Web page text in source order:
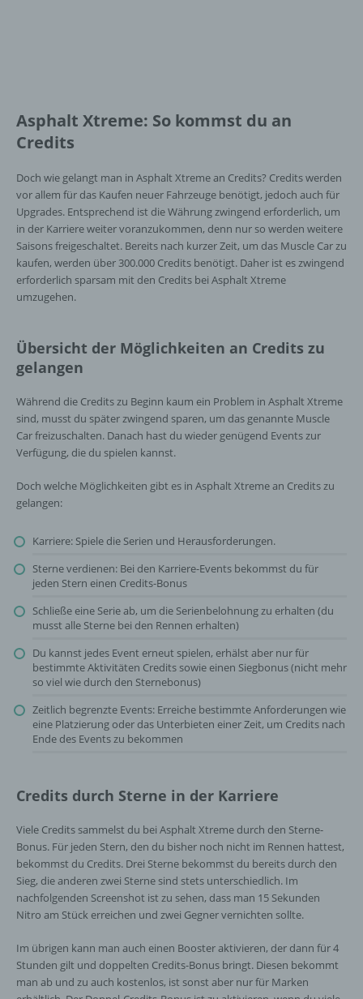
Asphalt Xtreme: So kommst du an
Credits
Doch wie gelangt man in Asphalt Xtreme an Credits? Credits werden
vor allem für das Kaufen neuer Fahrzeuge benötigt, jedoch auch für
Upgrades. Entsprechend ist die Währung zwingend erforderlich, um
in der Karriere weiter voranzukommen, denn nur so werden weitere
Saisons freigeschaltet. Bereits nach kurzer Zeit, um das Muscle Car zu
kaufen, werden über 300.000 Credits benötigt. Daher ist es zwingend
erforderlich sparsam mit den Credits bei Asphalt Xtreme
umzugehen.
Übersicht der Möglichkeiten an Credits zu
gelangen
Während die Credits zu Beginn kaum ein Problem in Asphalt Xtreme
sind, musst du später zwingend sparen, um das genannte Muscle
Car freizuschalten. Danach hast du wieder genügend Events zur
Verfügung, die du spielen kannst.
Doch welche Möglichkeiten gibt es in Asphalt Xtreme an Credits zu
gelangen:
Karriere: Spiele die Serien und Herausforderungen.
Sterne verdienen: Bei den Karriere-Events bekommst du für
jeden Stern einen Credits-Bonus
Schließe eine Serie ab, um die Serienbelohnung zu erhalten (du
musst alle Sterne bei den Rennen erhalten)
Du kannst jedes Event erneut spielen, erhälst aber nur für
bestimmte Aktivitäten Credits sowie einen Siegbonus (nicht mehr
so viel wie durch den Sternebonus)
Zeitlich begrenzte Events: Erreiche bestimmte Anforderungen wie
eine Platzierung oder das Unterbieten einer Zeit, um Credits nach
Ende des Events zu bekommen
Credits durch Sterne in der Karriere
Viele Credits sammelst du bei Asphalt Xtreme durch den Sterne-
Bonus. Für jeden Stern, den du bisher noch nicht im Rennen hattest,
bekommst du Credits. Drei Sterne bekommst du bereits durch den
Sieg, die anderen zwei Sterne sind stets unterschiedlich. Im
nachfolgenden Screenshot ist zu sehen, dass man 15 Sekunden
Nitro am Stück erreichen und zwei Gegner vernichten sollte.
Im übrigen kann man auch einen Booster aktivieren, der dann für 4
Stunden gilt und doppelten Credits-Bonus bringt. Diesen bekommt
man ab und zu auch kostenlos, ist sonst aber nur für Marken